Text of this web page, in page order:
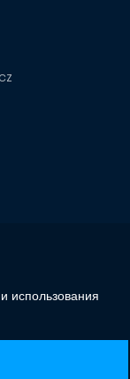
использования